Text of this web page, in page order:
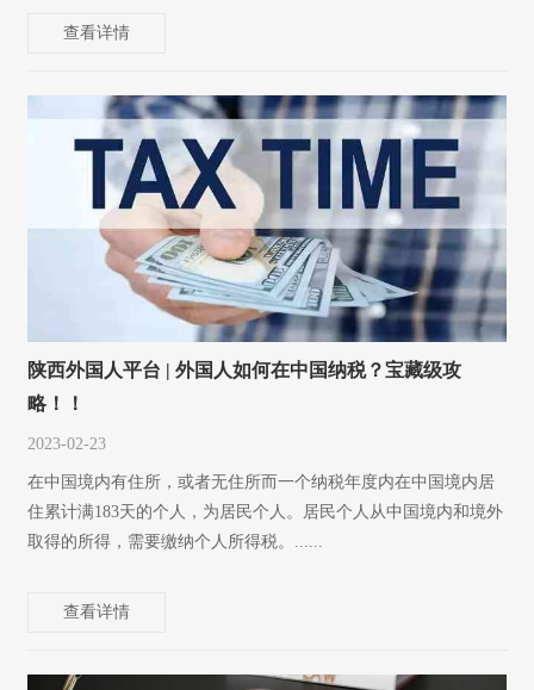
查看详情
陕西外国人平台 | 外国人如何在中国纳税？宝藏级攻
略！！
2023-02-23
在中国境内有住所，或者无住所而一个纳税年度内在中国境内居
住累计满183天的个人，为居民个人。居民个人从中国境内和境外
取得的所得，需要缴纳个人所得税。......
查看详情